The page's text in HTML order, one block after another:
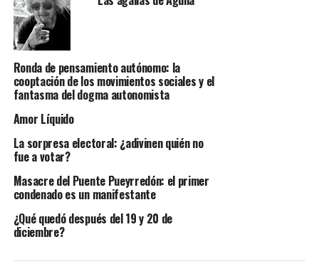
Ronda de pensamiento autónomo: la
cooptación de los movimientos sociales y el
fantasma del dogma autonomista
Amor Líquido
La sorpresa electoral: ¿adivinen quién no
fue a votar?
Masacre del Puente Pueyrredón: el primer
condenado es un manifestante
¿Qué quedó después del 19 y 20 de
diciembre?